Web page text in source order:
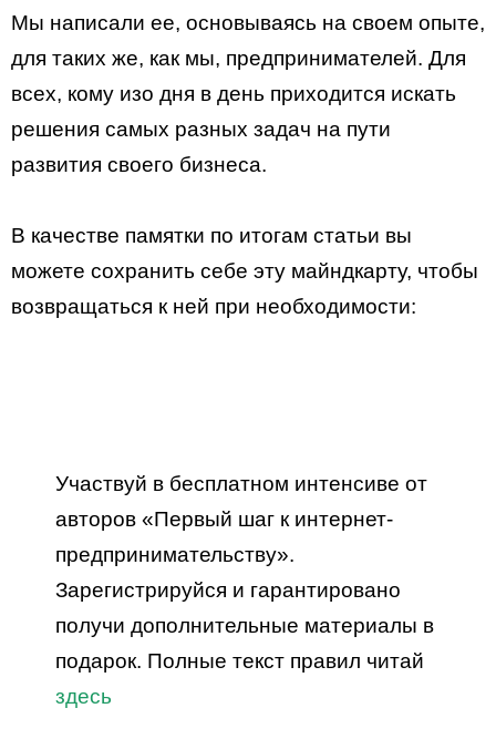
Мы написали ее, основываясь на своем опыте,
для таких же, как мы, предпринимателей. Для
всех, кому изо дня в день приходится искать
решения самых разных задач на пути
развития своего бизнеса.
В качестве памятки по итогам статьи вы
можете сохранить себе эту майндкарту, чтобы
возвращаться к ней при необходимости:
Участвуй в бесплатном интенсиве от
авторов «Первый шаг к интернет-
предпринимательству».
Зарегистрируйся и гарантировано
получи дополнительные материалы в
подарок. Полные текст правил читай
здесь